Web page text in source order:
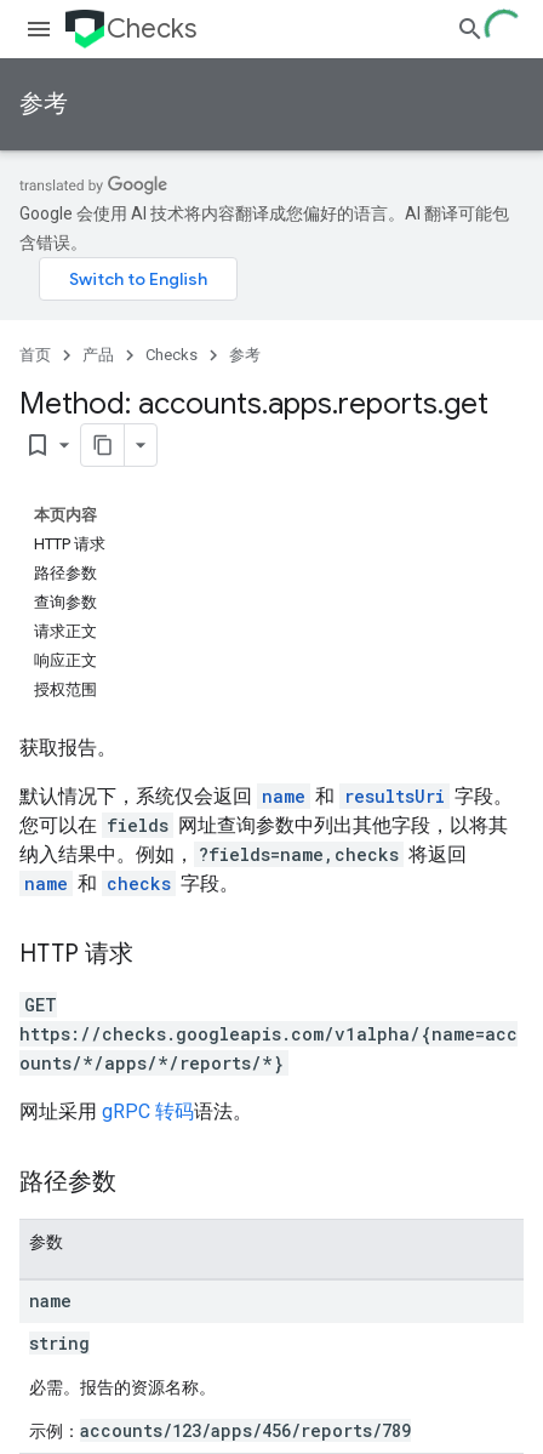
Checks
参考
Google 会使用 AI 技术将内容翻译成您偏好的语言。AI 翻译可能包
含错误。
首页 产品 Checks 参考
Method: accounts.apps.reports.get
bookmark_border
本页内容
HTTP 请求
路径参数
查询参数
请求正文
响应正文
授权范围
获取报告。
默认情况下，系统仅会返回 name 和 resultsUri 字段。
您可以在 fields 网址查询参数中列出其他字段，以将其
纳入结果中。例如，
?fields=name,checks 将返回
name 和 checks 字段。
HTTP 请求
GET
https://checks.googleapis.com/v1alpha/{name=acc
ounts/*/apps/*/reports/*}
网址采用 gRPC 转码语法。
路径参数
参数
name
string
必需。报告的资源名称。
示例： accounts/123/apps/456/reports/789